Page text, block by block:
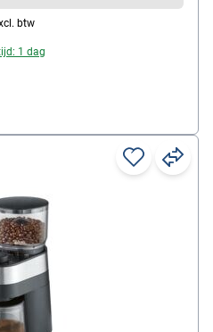
/ reinigingsborstel /
en groot (Ø 60 mm / 70
btw
1 dag